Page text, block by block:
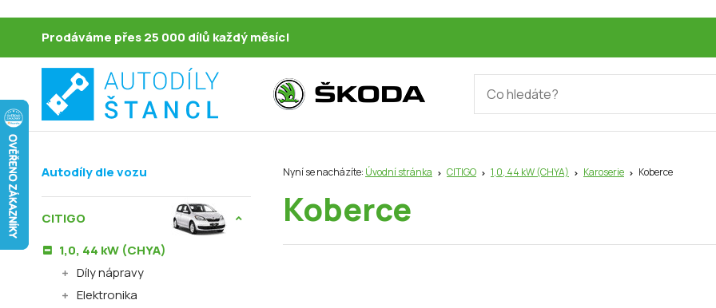
Prodáváme přes 25 000 dílů každý měsíc!
Nyní se nacházíte: Úvodní stránka CITIGO 1,0, 44 kW (CHYA) Karoserie Koberce
Koberce
Autodíly dle vozu
CITIGO
1,0, 44 kW (CHYA)
Díly nápravy
Elektronika